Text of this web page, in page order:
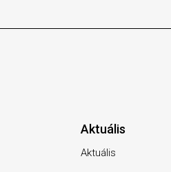
Aktuális
Aktuális